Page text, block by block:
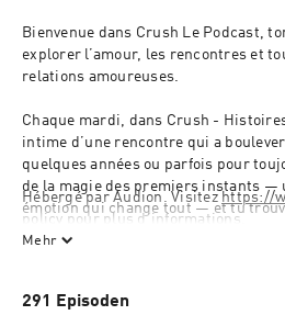
Bienvenue dans Crush Le Podcast,
explorer l’amour, les rencontres et
relations amoureuses.
Chaque mardi, dans Crush -
intime d’une rencontre qui a
quelques années ou parfois pour
de la magie des premiers instants —
émotion qui change tout — et tu
je donne la parole à des artistes,
Hébergé par Audion. Visitez https://
policy pour plus d’informations.
Mehr
291 Episoden